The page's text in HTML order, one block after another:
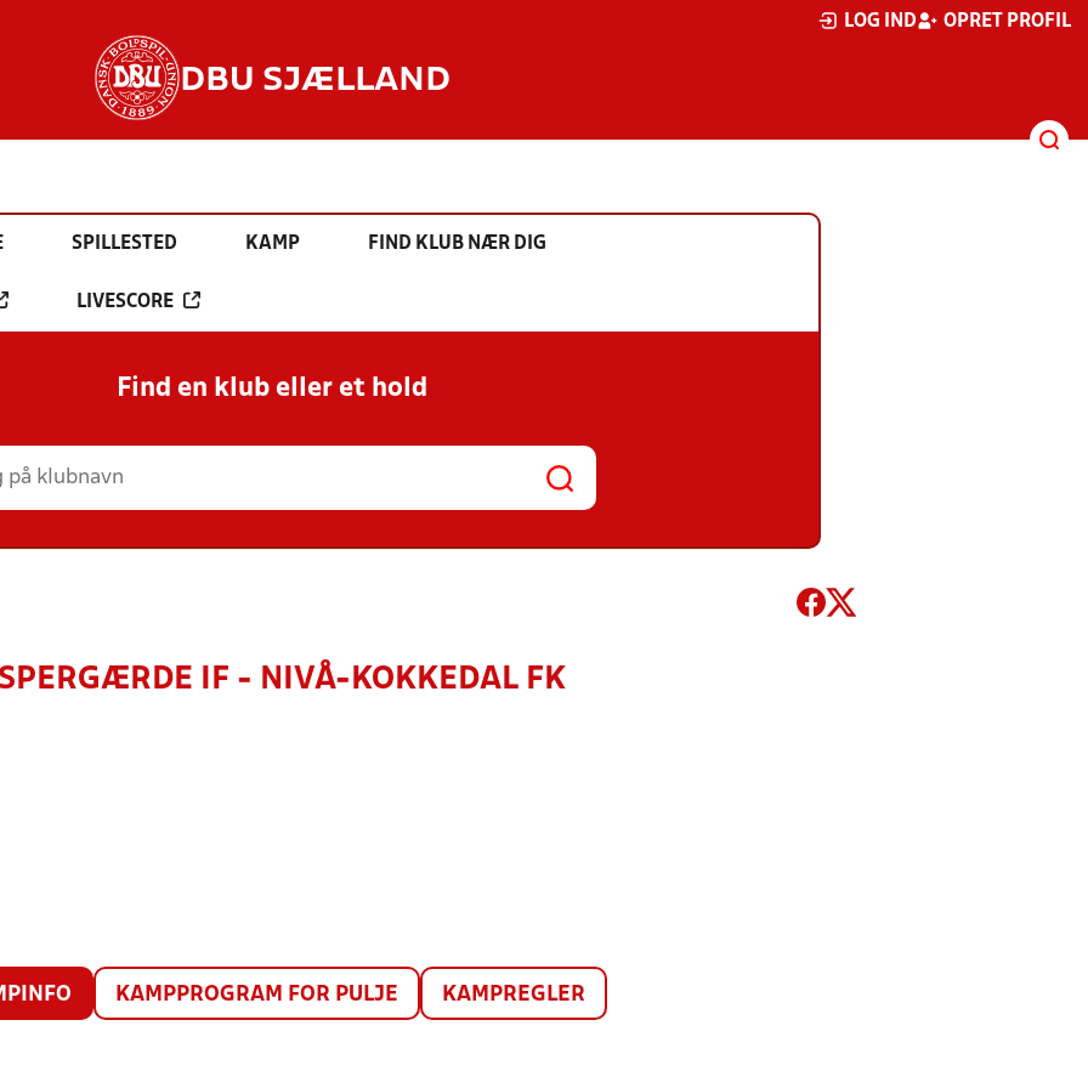
LOG IND OPRET PROFIL
DBU SJÆLLAND
SPILLESTED KAMP FIND KLUB NÆR DIG
LIVESCORE
Find en klub eller et hold
IF - NIVÅ-KOKKEDAL FK
KAMPPROGRAM FOR PULJE KAMPREGLER